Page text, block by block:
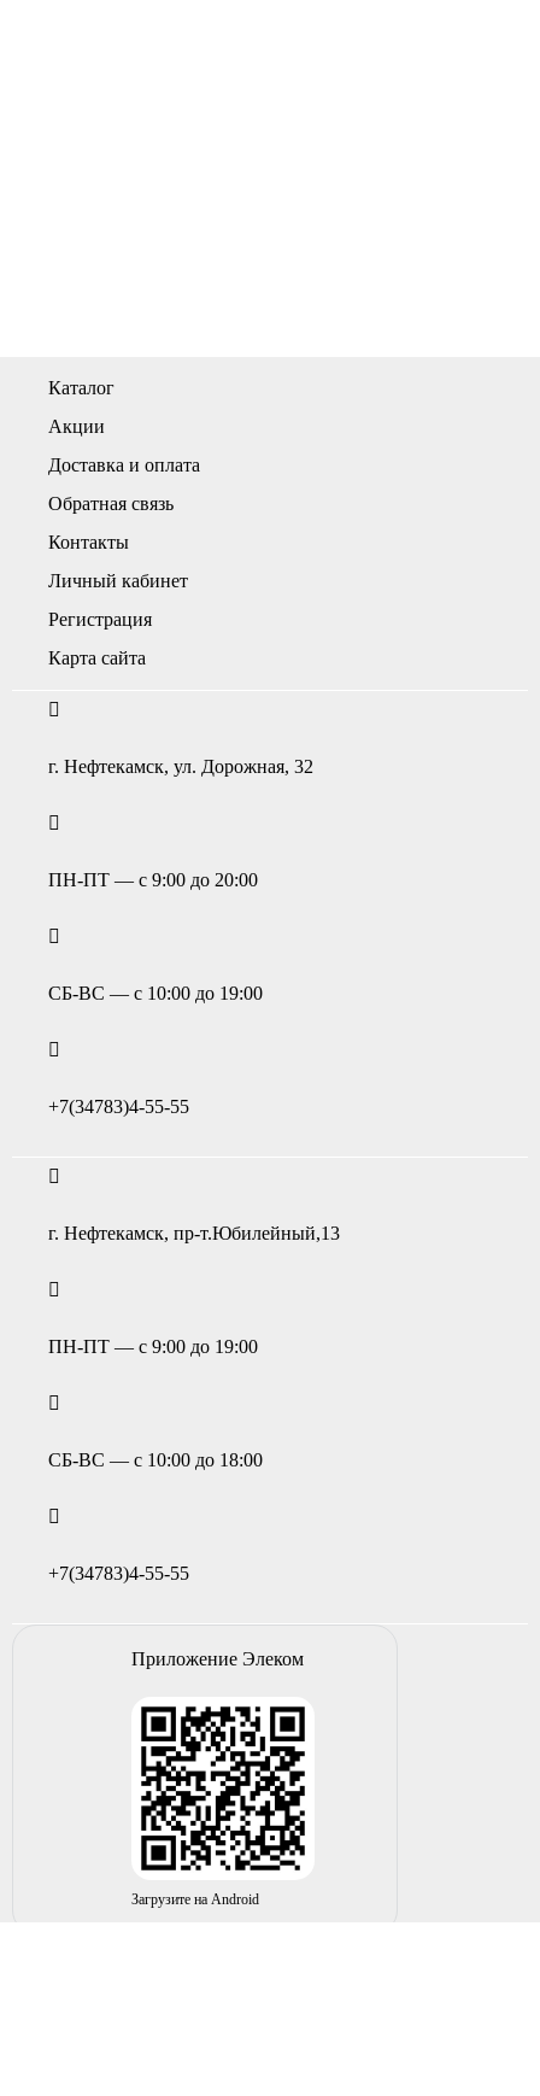
Каталог
Акции
Доставка и оплата
Обратная связь
Контакты
Личный кабинет
Регистрация
Карта сайта
г. Нефтекамск, ул. Дорожная, 32
ПН-ПТ — с 9:00 до 20:00
СБ-ВС — с 10:00 до 19:00
+7(34783)4-55-55
г. Нефтекамск, пр-т.Юбилейный,13
ПН-ПТ — с 9:00 до 19:00
СБ-ВС — с 10:00 до 18:00
+7(34783)4-55-55
Приложение Элеком
Загрузите на Android